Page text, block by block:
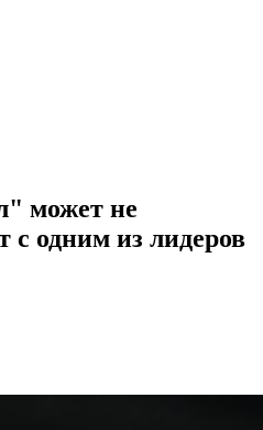
может не
с одним из лидеров